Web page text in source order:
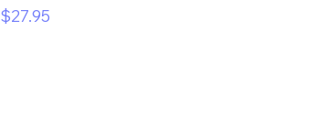
मूल्य
$27.95